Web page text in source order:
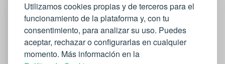
Utilizamos cookies propias y de terceros para el
funcionamiento de la plataforma y, con tu
consentimiento, para analizar su uso. Puedes
aceptar, rechazar o configurarlas en cualquier
momento. Más información en la
WEB
Vender libros
Mi cuenta
Comprar libros